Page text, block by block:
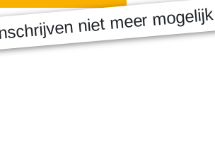
niet meer mogelijk
MASTERCLASS 2025